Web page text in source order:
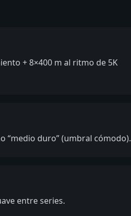
+ 8×400 m al ritmo de 5K
“medio duro” (umbral cómodo).
entre series.